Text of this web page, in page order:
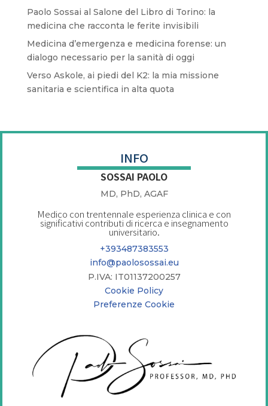
Paolo Sossai al Salone del Libro di Torino: la
medicina che racconta le ferite invisibili
Medicina d’emergenza e medicina forense: un
dialogo necessario per la sanità di oggi
Verso Askole, ai piedi del K2: la mia missione
sanitaria e scientifica in alta quota
INFO
SOSSAI PAOLO
MD, PhD, AGAF
Medico con trentennale esperienza clinica e con
significativi contributi di ricerca e insegnamento
universitario.
+393487383553
info@paolosossai.eu
P.IVA: IT01137200257
Cookie Policy
Preferenze Cookie